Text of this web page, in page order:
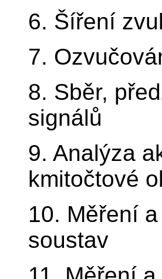
6. Šíření
7.
8. Sběr,
signálů
9. Analýza
kmitočtové
10. Měření
soustav